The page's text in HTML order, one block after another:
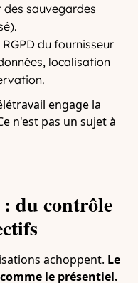
sauvegardes
du fournisseur
localisation
engage la
n'est pas un sujet à
du contrôle
achoppent. Le
le présentiel.